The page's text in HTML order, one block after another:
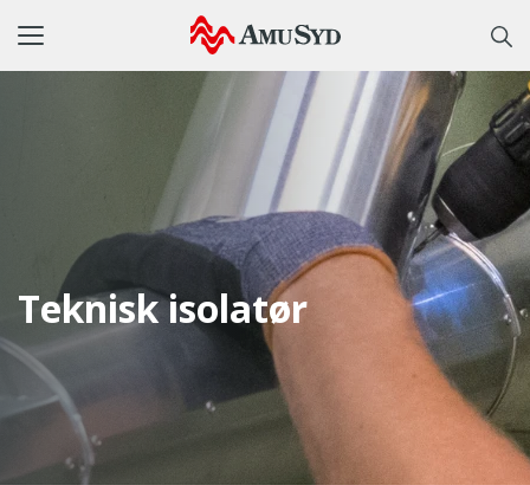
Toggle
Teknisk isolatør